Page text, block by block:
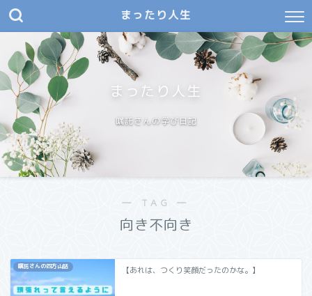
まったり人生
まったり人生
嘱託さんの学び日記
― TAG ―
向き不向き
嘱託さんの四方山話 【あれは、つくり笑顔だったのかな。】